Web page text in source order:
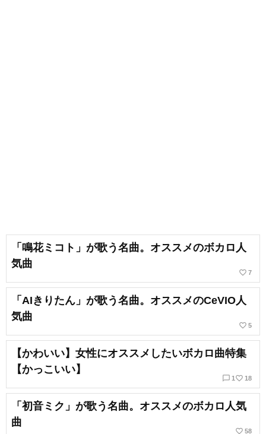
「鳴花ミコト」が歌う名曲。オススメのボカロ人
気曲
favorite_border 7
「AIきりたん」が歌う名曲。オススメのCeVIO人
気曲
favorite_border 5
【かわいい】女性にオススメしたいボカロ曲特集
【かっこいい】
chat_bubble_outline 1 favorite_border 18
「初音ミク」が歌う名曲。オススメのボカロ人気
曲
favorite_border 58